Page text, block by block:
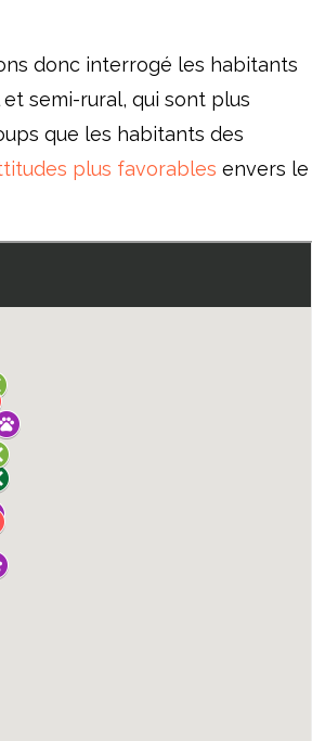
donc interrogé les habitants
semi-rural, qui sont plus
que les habitants des
plus favorables envers le